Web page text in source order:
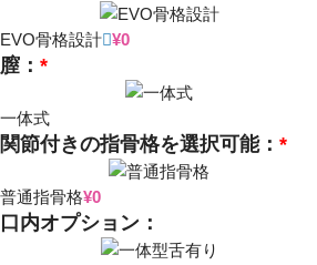
EVO骨格設計 ¥0
*
膣：
一体式
*
関節付きの指骨格を選択可能：
普通指骨格¥0
口内オプション：